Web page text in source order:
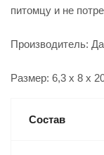
питомцу и не
Производитель:
Размер: 6,3 х 8 х
Состав